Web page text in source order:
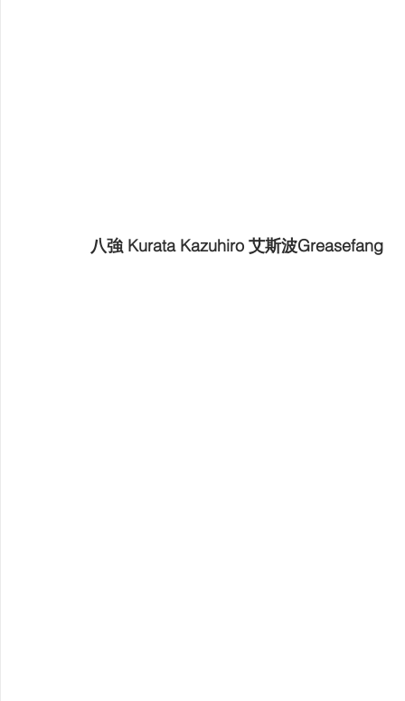
八強 Kurata Kazuhiro 艾斯波Greasefang